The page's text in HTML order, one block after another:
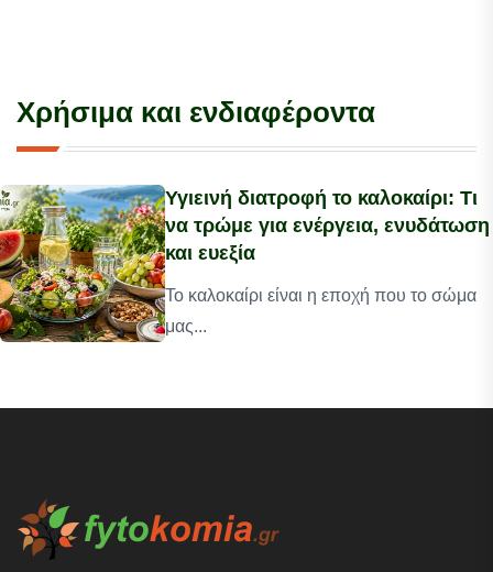
Χρήσιμα και ενδιαφέροντα
Υγιεινή διατροφή το καλοκαίρι: Τι
να τρώμε για ενέργεια, ενυδάτωση
και ευεξία
Το καλοκαίρι είναι η εποχή που το σώμα
μας...